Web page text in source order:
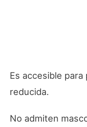
Es accesible
reducida.
No admiten